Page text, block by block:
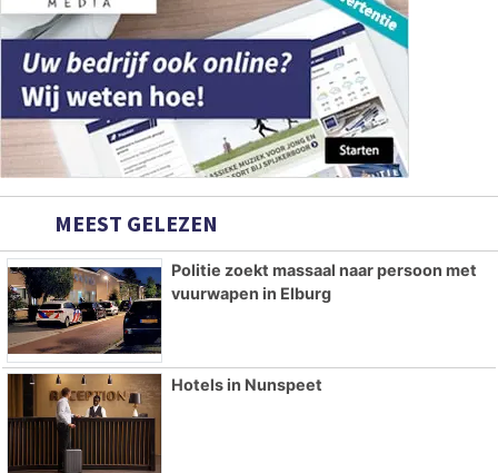
MEEST GELEZEN
Politie zoekt massaal naar persoon met
vuurwapen in Elburg
Hotels in Nunspeet